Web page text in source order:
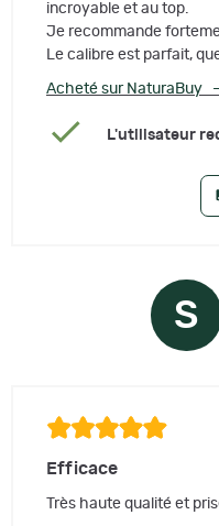
incroyable et au top.
Je recommande
Le calibre est parfait,
Acheté sur NaturaBuy
L'utilisateur
S
Efficace
Très haute qualité et